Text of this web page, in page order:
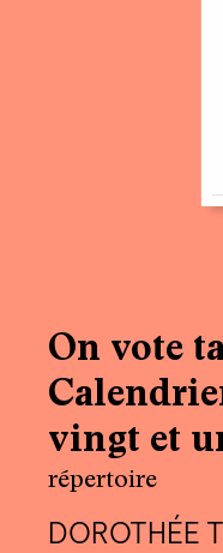
On vote
vingt et
répertoire
DOROTHÉE